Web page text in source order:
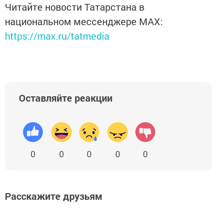
Читайте новости Татарстана в
национальном мессенджере MАХ:
https://max.ru/tatmedia
Оставляйте реакции
0 0 0 0 0
Расскажите друзьям